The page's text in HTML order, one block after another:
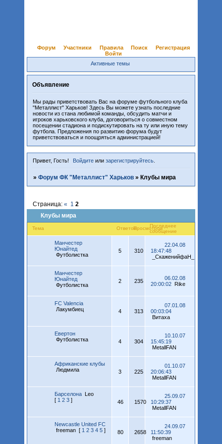
Форум Участники Правила Поиск
Регистрация
Войти
Активные темы
Объявление
Мы рады приветствовать Вас на форуме футбольного клуба
"Металлист" Харьков! Здесь Вы можете узнать последние
новости из стана любимой команды, обсудить матчи и
игроков харьковского клуба, договориться о совместном
посещении стадиона и подискутировать на ту или иную тему
футбола. Предложения по развитию форума будут
приветствоваться и поощряться администрацией!
Привет, Гость! Войдите илизарегистрируйтесь
» Форум ФК "Металлист" Харьков » Клубы мира
Клубы мира
Страница: « 1 2
Тема ОтветовПросмотровПоследнее
сообщение
Манчестер
Юнайтед
Футболистка
5 310
22.04.08
18:47:48
_СкаженийфаН_
Манчестер
Юнайтед
Футболистка
2 235
06.02.08
20:00:02 Rike
FC Valencia
Лакумбиец
4 313
07.01.08
00:03:04
Витаха
Евертон
Футболистка
4 304
10.10.07
15:45:19
MetallFAN
Африканские клубы
Людмила
3 225
01.10.07
20:06:43
MetallFAN
Барселона Leo
[ 1 2 3 ] 46 1570
25.09.07
10:29:37
MetallFAN
Newcastle United FC
freeman [ 1 2 3 4 5 ] 80 2658
24.09.07
11:50:39
freeman